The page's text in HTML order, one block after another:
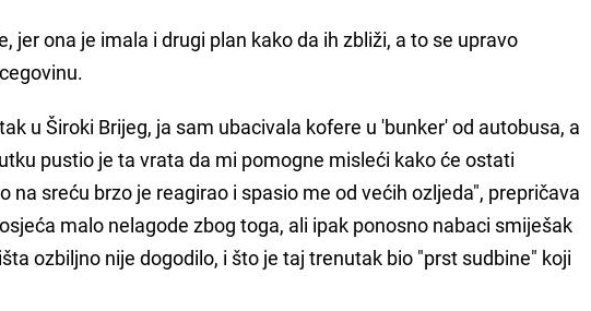
jer ona je imala i drugi plan kako da ih zbliži, a to se upravo
u Široki Brijeg, ja sam ubacivala kofere u 'bunker' od autobusa, a
pustio je ta vrata da mi pomogne misleći kako će ostati
na sreću brzo je reagirao i spasio me od većih ozljeda", prepričava
malo nelagode zbog toga, ali ipak ponosno nabaci smiješak
ozbiljno nije dogodilo, i što je taj trenutak bio "prst sudbine" koji